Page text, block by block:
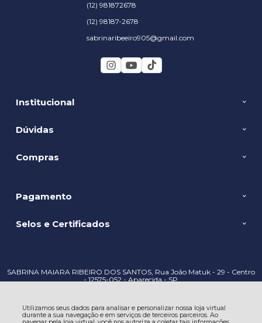
Utilizamos seus dados para analisar e personalizar nossa loja virtual
durante a sua navegação e em serviços de terceiros parceiros. Ao
Institucional
Dúvidas
Compras
(12) 981872678
(12) 98187-2678
sabrinaribeeiro905@gmail.com
Pagamento
Selos e Certificados
SABRINA MAIARA RIBEIRO DOS SANTOS, Rua João Matuk - 29 - Centro
- 12575-052 - Aparecida - SP